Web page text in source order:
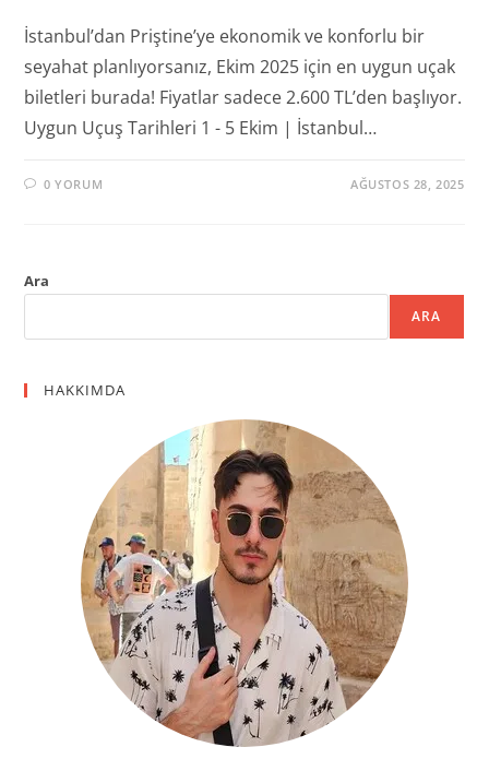
İstanbul’dan Priştine’ye ekonomik ve konforlu bir
seyahat planlıyorsanız, Ekim 2025 için en uygun uçak
biletleri burada! Fiyatlar sadece 2.600 TL’den başlıyor.
Uygun Uçuş Tarihleri 1 - 5 Ekim | İstanbul…
0 YORUM AĞUSTOS 28, 2025
Ara
ARA
HAKKIMDA